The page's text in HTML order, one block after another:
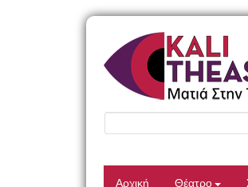
Αρχική Θέατρο